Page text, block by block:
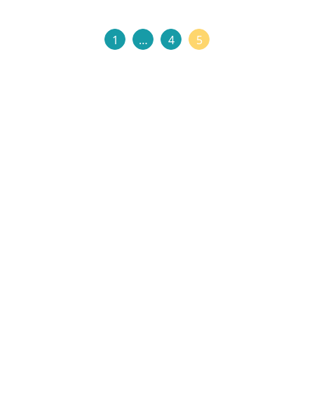
1 … 4 5